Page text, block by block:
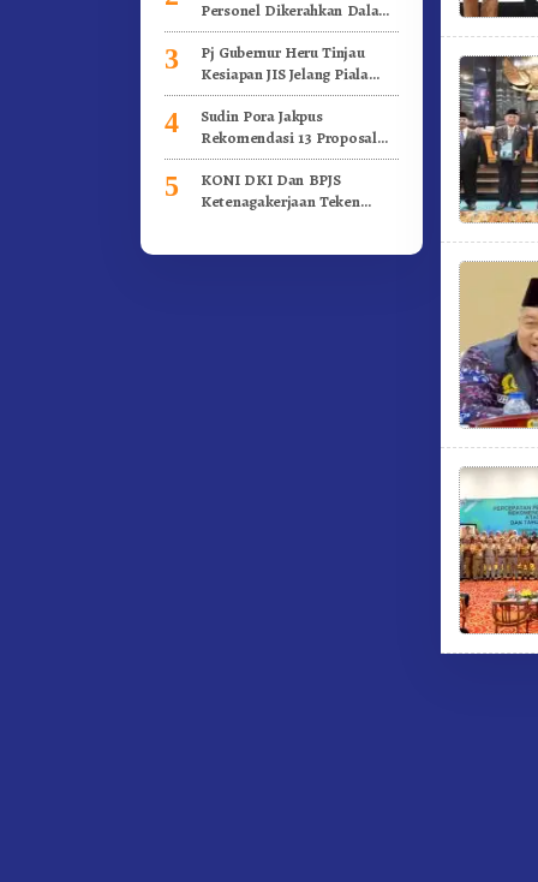
Personel Dikerahkan Dalam
Pengamanan Piala Dunia U-
17 Indonesia
3
Pj Gubernur Heru Tinjau
Kesiapan JIS Jelang Piala
Dunia U-17
4
Sudin Pora Jakpus
Rekomendasi 13 Proposal
Kegiatan Kepemudaan
5
KONI DKI Dan BPJS
Ketenagakerjaan Teken